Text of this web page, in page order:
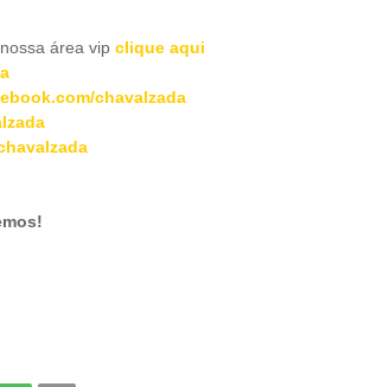
área vip clique aqui
chavalzada